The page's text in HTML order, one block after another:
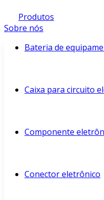
Produtos
Sobre nós
Bateria de
Caixa para circuito
Componente
Conector eletrônico